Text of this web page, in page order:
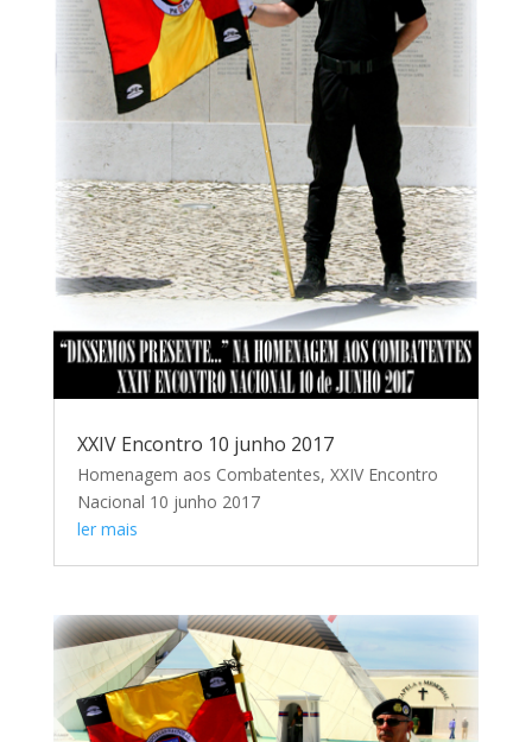
XXIV Encontro 10 junho 2017
Homenagem aos Combatentes, XXIV Encontro
Nacional 10 junho 2017
ler mais